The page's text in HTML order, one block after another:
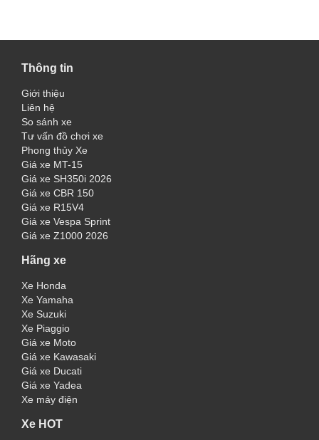
Thông tin
Giới thiệu
Liên hệ
So sánh xe
Tư vấn đồ chơi xe
Phong thủy Xe
Giá xe MT-15
Giá xe SH350i 2026
Giá xe CBR 150
Giá xe R15V4
Giá xe Vespa Sprint
Giá xe Z1000 2026
Hãng xe
Xe Honda
Xe Yamaha
Xe Suzuki
Xe Piaggio
Giá xe Moto
Giá xe Kawasaki
Giá xe Ducati
Giá xe Yadea
Xe máy điện
Xe HOT